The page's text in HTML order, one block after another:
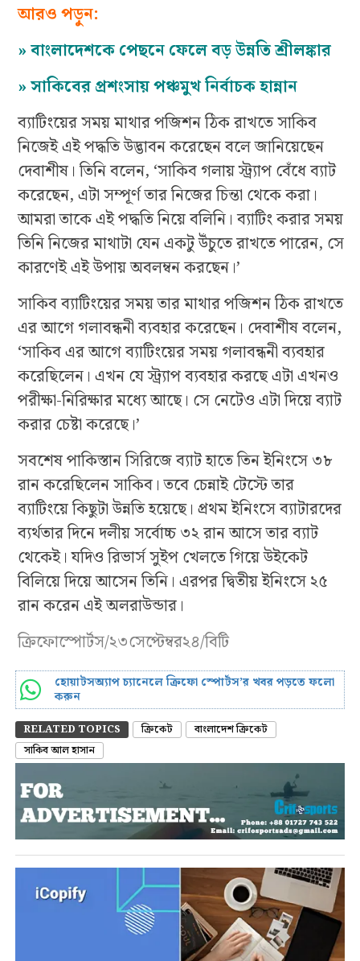
আরও পড়ুন:
»বাংলাদেশকে পেছনে ফেলে বড় উন্নতি শ্রীলঙ্কার
»সাকিবের প্রশংসায় পঞ্চমুখ নির্বাচক হান্নান
ব্যাটিংয়ের সময় মাথার পজিশন ঠিক রাখতে সাকিব
নিজেই এই পদ্ধতি উদ্ভাবন করেছেন বলে জানিয়েছেন
দেবাশীষ। তিনি বলেন, ‘সাকিব গলায় স্ট্র্যাপ বেঁধে ব্যাট
করেছেন, এটা সম্পূর্ণ তার নিজের চিন্তা থেকে করা।
আমরা তাকে এই পদ্ধতি নিয়ে বলিনি। ব্যাটিং করার সময়
তিনি নিজের মাথাটা যেন একটু উঁচুতে রাখতে পারেন, সে
কারণেই এই উপায় অবলম্বন করছেন।’
সাকিব ব্যাটিংয়ের সময় তার মাথার পজিশন ঠিক রাখতে
এর আগে গলাবন্ধনী ব্যবহার করেছেন। দেবাশীষ বলেন,
‘সাকিব এর আগে ব্যাটিংয়ের সময় গলাবন্ধনী ব্যবহার
করেছিলেন। এখন যে স্ট্র্যাপ ব্যবহার করছে এটা এখনও
পরীক্ষা-নিরিক্ষার মধ্যে আছে। সে নেটেও এটা দিয়ে ব্যাট
করার চেষ্টা করেছে।’
সবশেষ পাকিস্তান সিরিজে ব্যাট হাতে তিন ইনিংসে ৩৮
রান করেছিলেন সাকিব। তবে চেন্নাই টেস্টে তার
ব্যাটিংয়ে কিছুটা উন্নতি হয়েছে। প্রথম ইনিংসে ব্যাটারদের
ব্যর্থতার দিনে দলীয় সর্বোচ্চ ৩২ রান আসে তার ব্যাট
থেকেই। যদিও রিভার্স সুইপ খেলতে গিয়ে উইকেট
বিলিয়ে দিয়ে আসেন তিনি। এরপর দ্বিতীয় ইনিংসে ২৫
রান করেন এই অলরাউন্ডার।
ক্রিফোস্পোর্টস/২৩সেপ্টেম্বর২৪/বিটি
হোয়াটসঅ্যাপ চ্যানেলে ক্রিফো স্পোর্টস’র খবর পড়তে ফলো
করুন
RELATED TOPICS ক্রিকেট
বাংলাদেশ ক্রিকেট
সাকিব আল হাসান